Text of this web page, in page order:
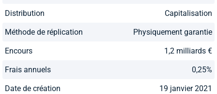
Distribution Capitalisation
Méthode de réplication Physiquement garantie
Encours 1,2 milliards €
Frais annuels 0,25%
Date de création 19 janvier 2021